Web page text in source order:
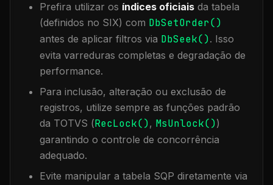
Prefira utilizar os índices oficiais da tabela
(definidos no SIX) com DbSetOrder()
antes de aplicar filtros via DbSeek(). Isso
evita varreduras completas e degradação de
performance.
Para inclusão, alteração ou exclusão de
registros, utilize sempre as funções padrão
da TOTVS (RecLock(), MsUnlock())
garantindo o controle de concorrência
adequado.
Evite manipular a tabela SQP diretamente via